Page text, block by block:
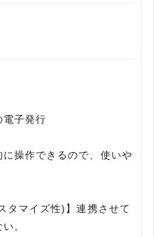
電子発行
に操作できるので、使いや
タマイズ性)】連携させて
。